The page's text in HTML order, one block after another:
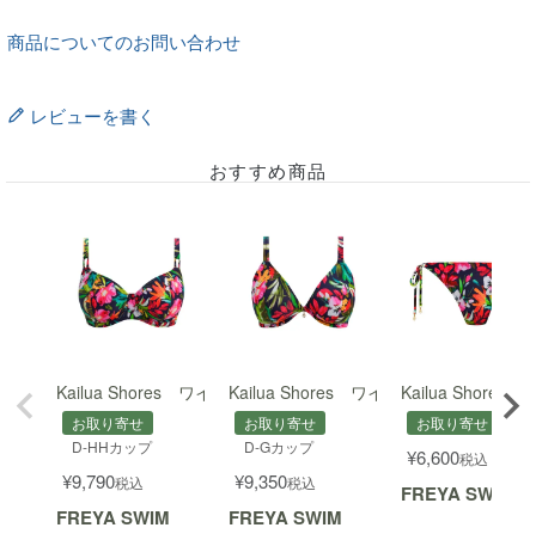
商品についてのお問い合わせ
レビューを書く
おすすめ商品
Kailua Shores ワイヤー入りプランジビキニ
お取り寄せ
D-HHカップ
¥9,790税込
FREYA SWIM
Kailua Shores ワイヤー入りチャーム
お取り寄せ
D-Gカップ
¥9,350税込
FREYA SWIM
Kailua Shores
お取り寄せ
¥6,600税込
FREYA SWIM